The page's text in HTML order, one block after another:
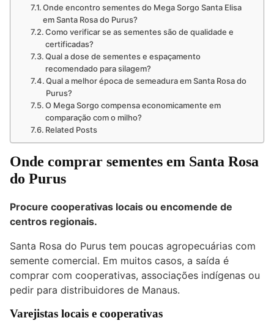
Onde encontro sementes do Mega Sorgo Santa Elisa
em Santa Rosa do Purus?
Como verificar se as sementes são de qualidade e
certificadas?
Qual a dose de sementes e espaçamento
recomendado para silagem?
Qual a melhor época de semeadura em Santa Rosa do
Purus?
O Mega Sorgo compensa economicamente em
comparação com o milho?
Related Posts
Onde comprar sementes em Santa Rosa
do Purus
Procure cooperativas locais ou encomende de
centros regionais.
Santa Rosa do Purus tem poucas agropecuárias com
semente comercial. Em muitos casos, a saída é
comprar com cooperativas, associações indígenas ou
pedir para distribuidores de Manaus.
Varejistas locais e cooperativas